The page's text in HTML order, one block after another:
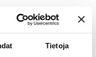
Tietoja
Davis